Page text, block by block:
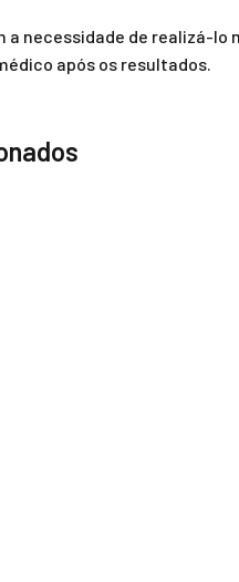
necessidade de realizá-lo
após os resultados.